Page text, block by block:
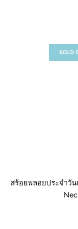
สร้อยพลอยประจำวัน
SOLD